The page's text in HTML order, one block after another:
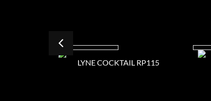
LYNE COCKTAIL RP115